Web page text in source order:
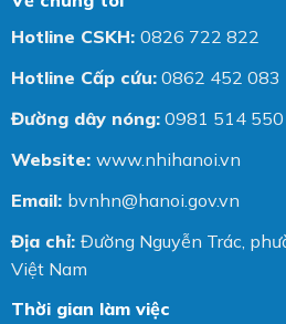
Hotline CSKH: 0826 722 822
Hotline Cấp cứu: 0862 452 083
Đường dây nóng: 0981 514 550
Website: www.nhihanoi.vn
Email: bvnhn@hanoi.gov.vn
Địa chỉ: Đường Nguyễn Trác,
Việt Nam
Thời gian làm việc